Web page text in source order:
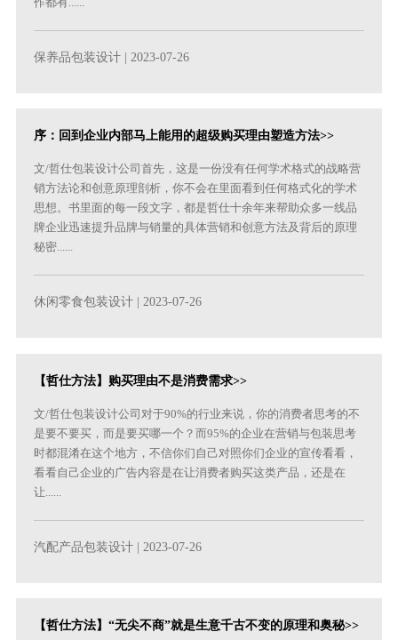
保养品包装设计 | 2023-07-26
序：回到企业内部马上能用的超级购买理由塑造方法>>
文/哲仕包装设计公司首先，这是一份没有任何学术格式的战略营
销方法论和创意原理剖析，你不会在里面看到任何格式化的学术
思想。书里面的每一段文字，都是哲仕十余年来帮助众多一线品
牌企业迅速提升品牌与销量的具体营销和创意方法及背后的原理
秘密......
休闲零食包装设计 | 2023-07-26
【哲仕方法】购买理由不是消费需求>>
文/哲仕包装设计公司对于90%的行业来说，你的消费者思考的不
是要不要买，而是要买哪一个？而95%的企业在营销与包装思考
时都混淆在这个地方，不信你们自己对照你们企业的宣传看看，
看看自己企业的广告内容是在让消费者购买这类产品，还是在
让......
汽配产品包装设计 | 2023-07-26
【哲仕方法】“无尖不商”就是生意千古不变的原理和奥秘>>